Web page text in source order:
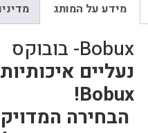
מידע על המותג
Bobux- בובוקס
נעליים
Bobux!
הבחירה